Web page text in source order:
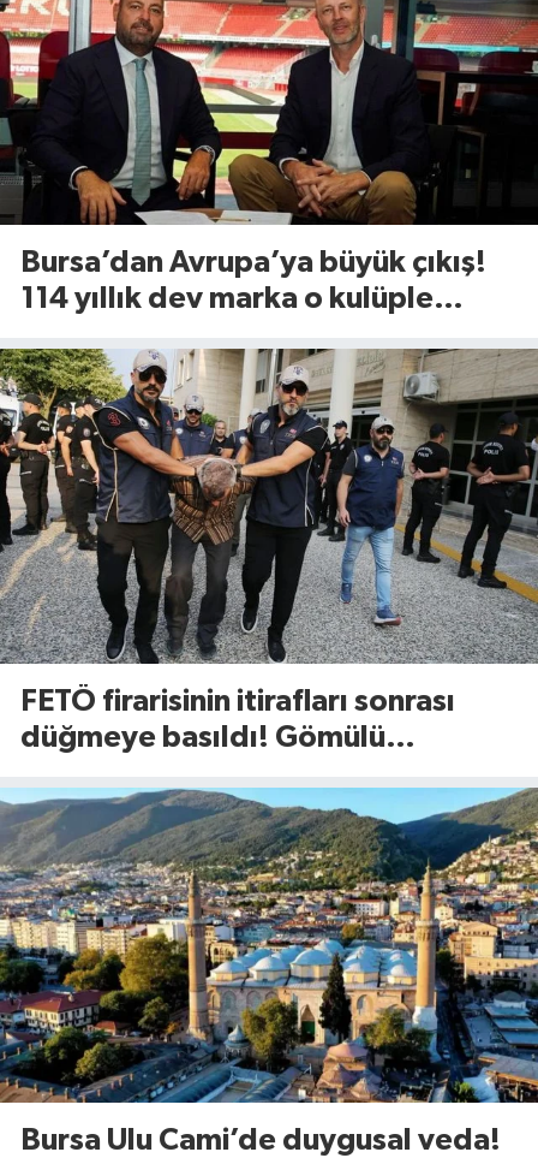
Bursa’dan Avrupa’ya büyük çıkış!
114 yıllık dev marka o kulüple
FETÖ firarisinin itirafları sonrası
düğmeye basıldı! Gömülü
Bursa Ulu Cami’de duygusal veda!